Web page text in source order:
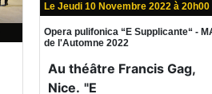
Le Jeudi 10 Novembre 2022 à 20h00
Opera pulifonica “E Supplicante“ -
de l'Automne 2022
Au théâtre Francis Gag,
Nice. "E